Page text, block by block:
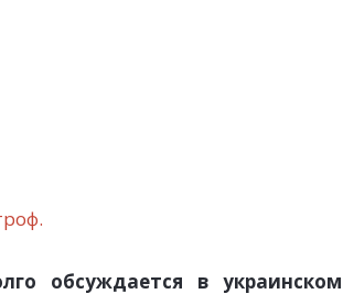
обсуждается в украинском